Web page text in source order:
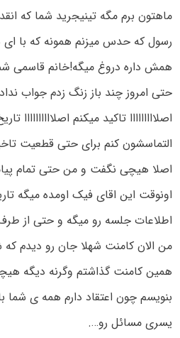
ماهتون برم مگه تینیجرید شما که
رسول که حدس میزنم همونه که با
همش داره دروغ میگه!خانم قاسمی
حتی امروز چند باز زنگ زدم جواب
اصلااااااااا تاکید میکنم
التماسشون کنم برای حتی قطعیت
اصلا هیچی نگفت و من حتی تمام
اونوقت این اقای فیک اومده میگه
اطلاعات جلسه رو میگه و حتی از
من الان کامنت شهلا جان رو دیدم که
همین کامنت گذاشتم وگرنه دیگه
بنویسم چون اعتقاد دارم همه ی شما
یسری مسائل رو….